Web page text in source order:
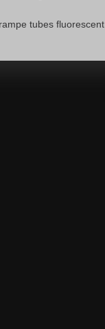
tubes fluorescent